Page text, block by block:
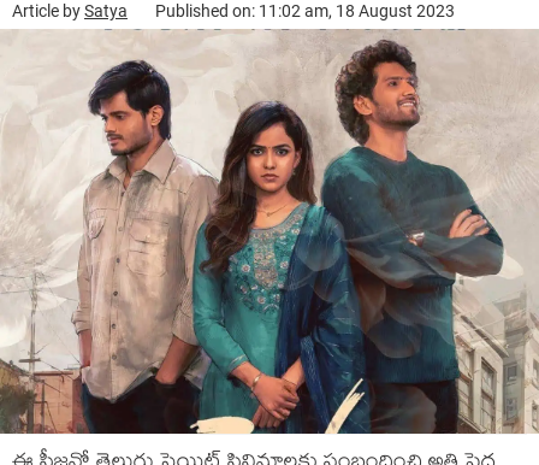
Article bySatya Published on: 11:02 am, 18 August 2023